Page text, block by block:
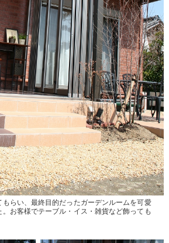
らい、最終目的だったガーデンルームを可愛
。お客様でテーブル・イス・雑貨など飾っても